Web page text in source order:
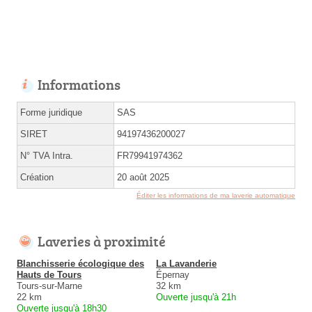
Informations
Forme juridique SAS
SIRET 94197436200027
N° TVA Intra. FR79941974362
Création 20 août 2025
Éditer les informations de ma laverie automatique
Laveries à proximité
Blanchisserie écologique des
Hauts de Tours
Tours-sur-Marne
22 km
Ouverte jusqu'à 18h30
La Lavanderie
Épernay
32 km
Ouverte jusqu'à 21h